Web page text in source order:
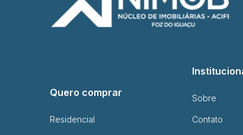
Quero comprar
Residencial
Sobre
Contato